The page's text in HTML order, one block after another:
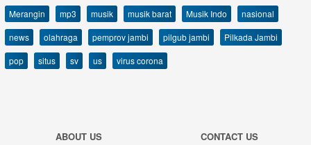
Merangin
mp3 musik musik barat Musik Indo
nasional
news
olahraga pemprov jambi pilgub jambi
Pilkada Jambi
pop
situs sv us virus corona
ABOUT US
CONTACT US